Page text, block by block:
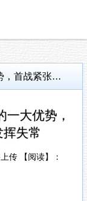
[巴西]大罗：拥有安帅是巴西的一大优势，首战紧张导致部分球员发挥失常
大优势，
失常
传 【阅读】：